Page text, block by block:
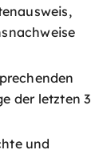
der letzten 3
und